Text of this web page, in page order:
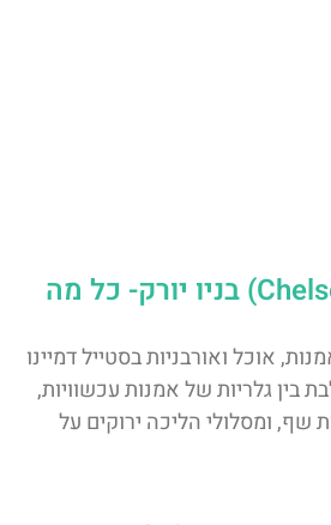
שכונת צ'לסי (Chelsea) בניו יורק- כל מה
אוכל ואורבניות בסטייל דמיינו
גלריות של אמנות עכשוויות,
שף, ומסלולי הליכה ירוקים על